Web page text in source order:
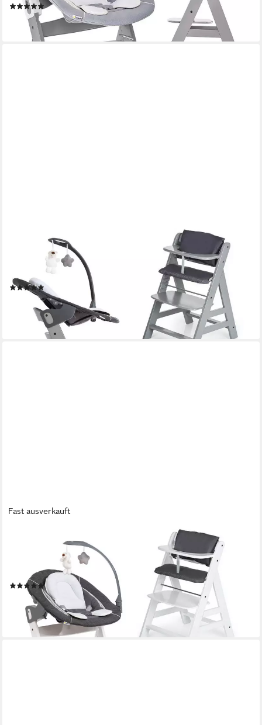
(6)
169,90 €
lieferbar - in 2-3 Werktagen bei dir
Hochstuhl Alpha Plus Grau - Newborn Set Deluxe (Set, 4 St),
Holz Babystuhl ab Geburt inkl. Aufsatz für Neugeborene &
Sitzauflage
179,99 € UVP219,70 €
lieferbar - in 2-3 Werktagen bei dir
Fast ausverkauft
Hochstuhl Alpha Plus Weiß - Newborn Set Deluxe (Set, 4 St),
Holz Babystuhl ab Geburt inkl. Aufsatz für Neugeborene &
Sitzauflage
189,90 € UVP 219,70 €
-14%
lieferbar - in 2-3 Werktagen bei dir